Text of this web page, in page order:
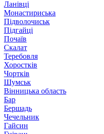
Ланівці
Монастириська
Підволочиськ
Підгайці
Почаїв
Скалат
Теребовля
Хоростків
Чортків
Шумськ
Вінницька область
Бар
Бершадь
Чечельник
Гайсин